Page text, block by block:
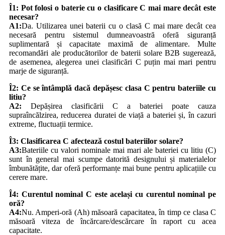
Î1: Pot folosi o baterie cu o clasificare C mai mare decât este
necesar?
A1:Da. Utilizarea unei baterii cu o clasă C mai mare decât cea
necesară pentru sistemul dumneavoastră oferă siguranță
suplimentară și capacitate maximă de alimentare. Multe
recomandări ale producătorilor de baterii solare B2B sugerează,
de asemenea, alegerea unei clasificări C puțin mai mari pentru
marje de siguranță.
Î2: Ce se întâmplă dacă depășesc clasa C pentru bateriile cu
litiu?
A2:
Depășirea clasificării C a bateriei poate cauza
supraîncălzirea, reducerea duratei de viață a bateriei și, în cazuri
extreme, fluctuații termice.
Î3: Clasificarea C afectează costul bateriilor solare?
A3:Bateriile cu valori nominale mai mari ale bateriei cu litiu (C)
sunt în general mai scumpe datorită designului și materialelor
îmbunătățite, dar oferă performanțe mai bune pentru aplicațiile cu
cerere mare.
Î4: Curentul nominal C este același cu curentul nominal pe
oră?
A4:Nu. Amperi-oră (Ah) măsoară capacitatea, în timp ce clasa C
măsoară viteza de încărcare/descărcare în raport cu acea
capacitate.